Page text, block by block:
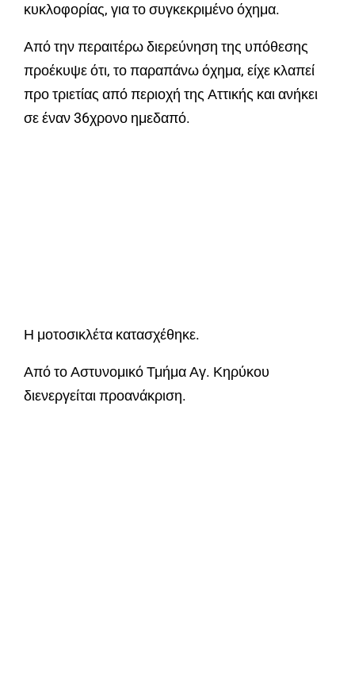
κυκλοφορίας, για το συγκεκριμένο όχημα.
Από την περαιτέρω διερεύνηση της υπόθεσης
προέκυψε ότι, το παραπάνω όχημα, είχε κλαπεί
προ τριετίας από περιοχή της Αττικής και ανήκει
σε έναν 36χρονο ημεδαπό.
Η μοτοσικλέτα κατασχέθηκε.
Από το Αστυνομικό Τμήμα Αγ. Κηρύκου
διενεργείται προανάκριση.